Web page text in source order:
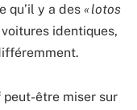
qu’il y a des « lotos
identiques,
être miser sur